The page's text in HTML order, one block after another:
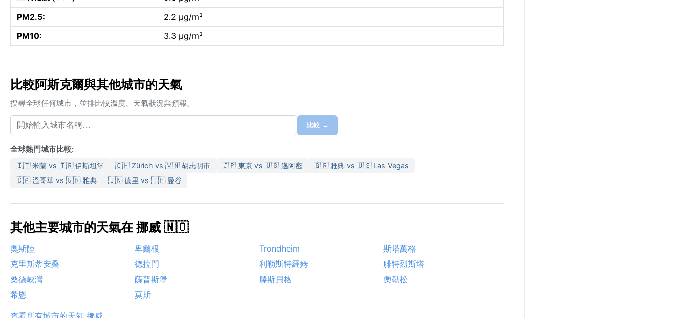
PM2.5:
2.2 µg/m³
PM10:
3.3 µg/m³
比較阿斯克爾與其他城市的天氣
搜尋全球任何城市，並排比較溫度、天氣狀況與預報。
比較 →
全球熱門城市比較:
🇮🇹 米蘭 vs 🇹🇷 伊斯坦堡 🇨🇭 Zürich vs 🇻🇳 胡志明市 🇯🇵 東京 vs 🇺🇸 邁阿密
🇬🇷 雅典 vs 🇺🇸 Las Vegas
🇨🇦 溫哥華 vs 🇬🇷 雅典
🇮🇳 德里 vs 🇹🇭 曼谷
其他主要城市的天氣在 挪威 🇳🇴
奧斯陸 卑爾根 Trondheim
斯塔萬格
克里斯蒂安桑
德拉門 利勒斯特羅姆
腓特烈斯塔
桑德峽灣
薩普斯堡 滕斯貝格
奧勒松
希恩
莫斯